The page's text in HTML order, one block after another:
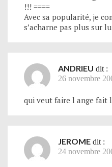
!!! ====
Avec sa popularité, je
s’acharne pas plus sur
ANDRIEU dit :
26 novembre
qui veut faire l ange fait
JEROME dit :
24 novembre